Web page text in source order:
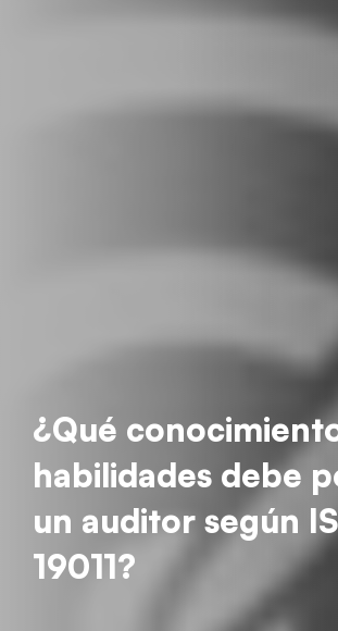
¿Qué
habilidades debe
un auditor según
19011?